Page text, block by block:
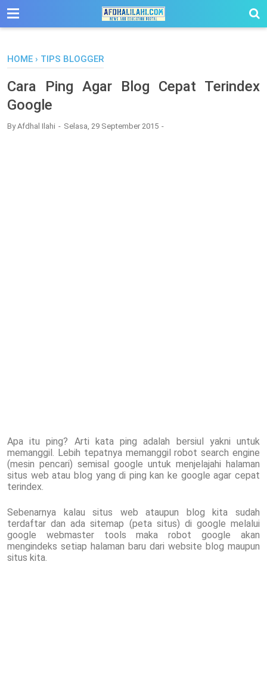
-->
HOME › TIPS BLOGGER
Cara Ping Agar Blog Cepat Terindex
Google
ByAfdhal Ilahi Selasa, 29 September 2015
Apa itu ping? Arti kata ping adalah bersiul yakni untuk
memanggil. Lebih tepatnya memanggil robot search engine
(mesin pencari) semisal google untuk menjelajahi halaman
situs web atau blog yang di ping kan ke google agar cepat
terindex.
Sebenarnya kalau situs web ataupun blog kita sudah
terdaftar dan ada sitemap (peta situs) di google melalui
google webmaster tools maka robot google akan
mengindeks setiap halaman baru dari website blog maupun
situs kita.